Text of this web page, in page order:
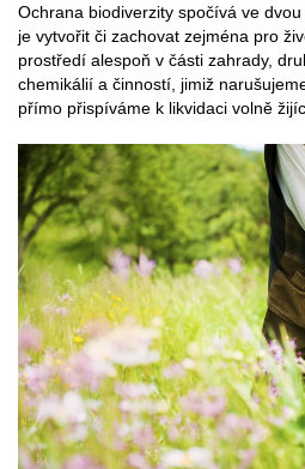
Ochrana biodiverzity spočívá ve
je vytvořit či zachovat zejména pro
prostředí alespoň v části zahrady,
chemikálií a činností, jimiž
přímo přispíváme k likvidaci volně